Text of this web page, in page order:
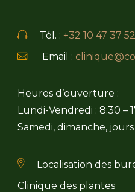
Tél. : +32 10 47 37 52
Email :
Heures d’ouverture :
Lundi-Vendredi : 8:30 –
Samedi, dimanche,
Localisation des
Clinique des plantes